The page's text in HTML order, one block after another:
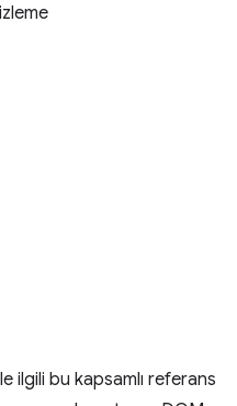
ilgili bu kapsamlı referans